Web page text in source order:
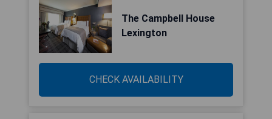
The Campbell House
Lexington
CHECK AVAILABILITY